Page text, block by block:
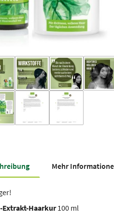
Mehr
Extrakt-Haarkur100 ml